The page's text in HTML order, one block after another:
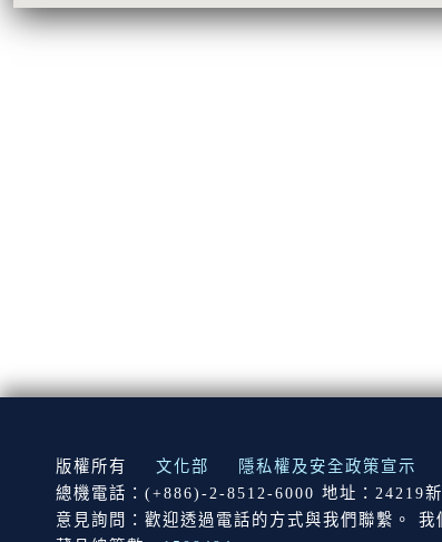
:::
版權所有 文化部 隱私權及安全政策宣示
總機電話：(+886)-2-8512-6000 地址：24219
意見詢問：歡迎透過電話的方式與我們聯繫。 我